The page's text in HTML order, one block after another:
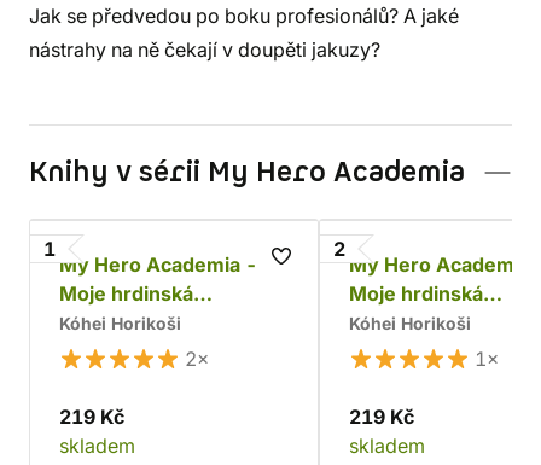
Jak se předvedou po boku profesionálů? A jaké
nástrahy na ně čekají v doupěti jakuzy?
Knihy v sérii My Hero Academia
1
My Hero Academia -
Moje hrdinská
akademie 1
Kóhei Horikoši
2×
219 Kč
skladem
2
My Hero Academia
Moje hrdinská
akademie 2
Kóhei Horikoši
1×
219 Kč
skladem